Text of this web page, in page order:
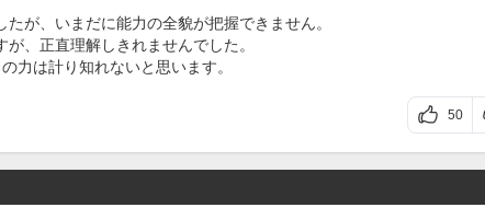
が、いまだに能力の全貌が把握できません。
、正直理解しきれませんでした。
力は計り知れないと思います。
50